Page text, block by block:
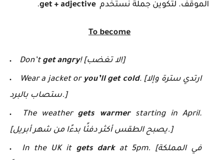
الموقف. لتكوين جملة نستخدم get + adjective
.
To become
Don’t get angry ! [لا تغضب!]
Wear a jacket oryou’ll get cold. [ارتدي سترة وإلا
ستصاب بالبرد.]
The weather gets warmerstarting in April.
[يصبح الطقس أكثر دفئًا بدءًا من شهر أبريل.]
In the UK it gets darkat 5pm. [في المملكة